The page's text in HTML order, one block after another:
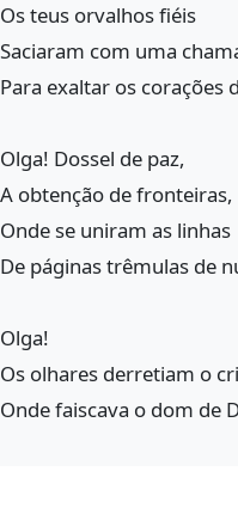
Os teus orvalhos fiéis
Saciaram com uma
Para exaltar os corações
Olga! Dossel de paz,
A obtenção de fronteiras,
Onde se uniram as linhas
De páginas trêmulas de
Olga!
Os olhares derretiam o
Onde faiscava o dom de